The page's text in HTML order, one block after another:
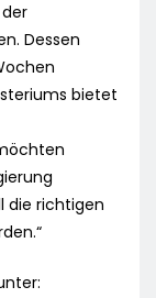
Dessen
bietet
die richtigen